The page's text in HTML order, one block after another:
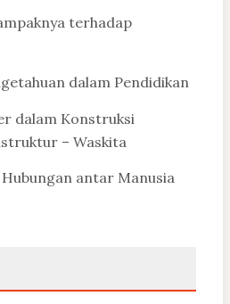
terhadap
dalam Pendidikan
dalam Konstruksi
– Waskita
antar Manusia